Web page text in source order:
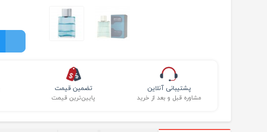
تضمین قیمت
پایین‌ترین قیمت
پشتیبانی آنلاین
مشاوره قبل و بعد از خرید